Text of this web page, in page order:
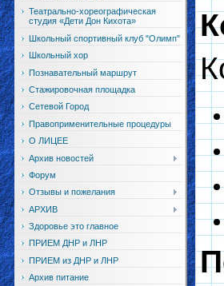
Театрально-хореографическая
студия «Дети Дон Кихота»
Школьный спортивный клуб "Олимп"
Школьный хор
Познавательный маршрут
Стажировочная площадка
Сетевой Город
Правоприменительные процедуры
О ЛИЦЕЕ
Архив новостей
Форум
Отзывы и пожелания
АРХИВ
Здоровье это главное
ПРИЕМ ДНР и ЛНР
ПРИЕМ из ДНР и ЛНР
Архив питание